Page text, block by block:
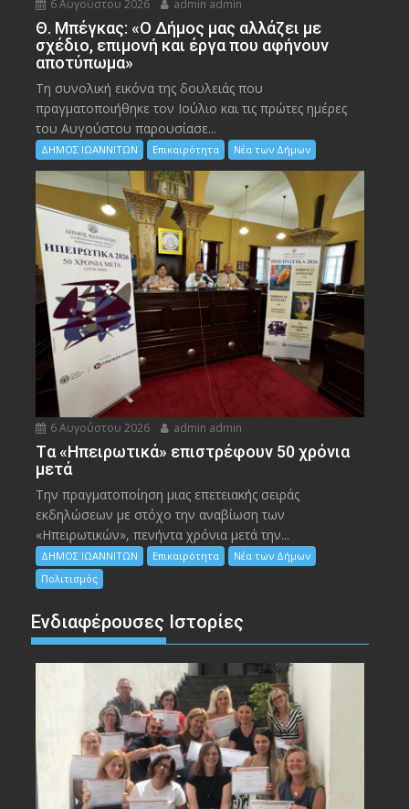
6 Αυγούστου 2026 admin admin
Θ. Μπέγκας: «Ο Δήμος μας αλλάζει με
σχέδιο, επιμονή και έργα που αφήνουν
αποτύπωμα»
Τη συνολική εικόνα της δουλειάς που
πραγματοποιήθηκε τον Ιούλιο και τις πρώτες ημέρες
του Αυγούστου παρουσίασε...
ΔΗΜΟΣ ΙΩΑΝΝΙΤΩΝ Επικαιρότητα Νέα των Δήμων
6 Αυγούστου 2026 admin admin
Tα «Ηπειρωτικά» επιστρέφουν 50 χρόνια
μετά
Την πραγματοποίηση μιας επετειακής σειράς
εκδηλώσεων με στόχο την αναβίωση των
«Ηπειρωτικών», πενήντα χρόνια μετά την...
ΔΗΜΟΣ ΙΩΑΝΝΙΤΩΝ Επικαιρότητα
Νέα των Δήμων
Πολιτισμός
Ενδιαφέρουσες Ιστορίες